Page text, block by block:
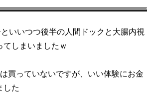
いいつつ後半の人間ドックと大腸内視
しまいましたｗ
買っていないですが、いい体験にお金
した